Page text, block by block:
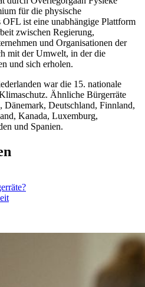
für die physische
ist eine unabhängige Plattform
zwischen Regierung,
und Organisationen der
mit der Umwelt, in der die
und sich erholen.
war die 15. nationale
Ähnliche Bürgerräte
Dänemark, Deutschland, Finnland,
Kanada, Luxemburg,
und Spanien.